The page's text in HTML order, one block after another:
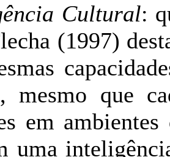
Cultural:
(1997)
mesmo que
em
uma